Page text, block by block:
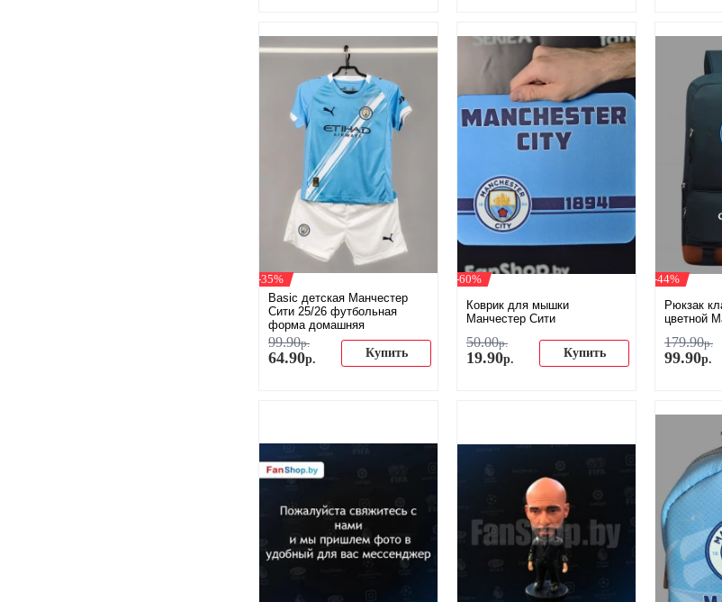
-35%
Basic детская Манчестер
Сити 25/26 футбольная
форма домашняя
99.90р.
64.90р. Купить
-60%
Коврик для мышки
Манчестер Сити
50.00р.
19.90р. Купить
-44%
Рюкзак
цветной
179.90р.
99.90р.